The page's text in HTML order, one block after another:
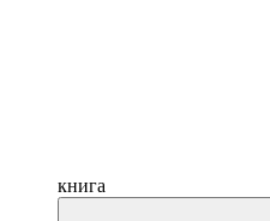
книга